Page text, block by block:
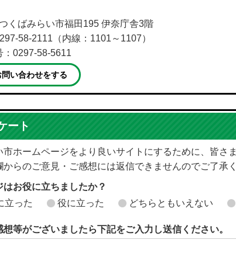
くばみらい市福田195 伊奈庁舎3階
58-2111（内線：1101～1107）
：0297-58-5611
問い合わせをする
ート
市ホームページをより良いサイトにするために、皆さ
からのご意見・ご感想には返信できませんのでご了承く
はお役に立ちましたか？
立った
役に立った どちらともいえない
想等がございましたら下記をご入力し送信ください。